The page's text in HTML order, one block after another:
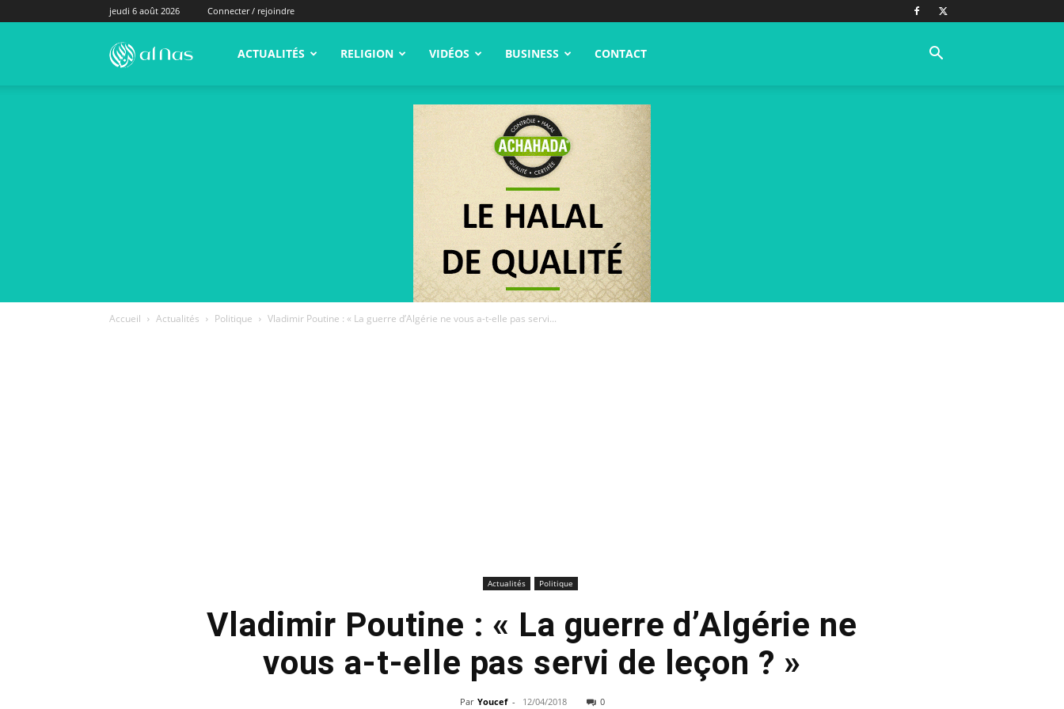
jeudi 6 août 2026 Connecter / rejoindre
alNas.fr ACTUALITÉS RELIGION VIDÉOS BUSINESS CONTACT
Accueil Actualités Politique Vladimir Poutine : « La guerre d’Algérie ne vous a-t-elle pas servi...
Actualités Politique
Vladimir Poutine : « La guerre d’Algérie ne
vous a-t-elle pas servi de leçon ? »
Par Youcef - 12/04/2018 0